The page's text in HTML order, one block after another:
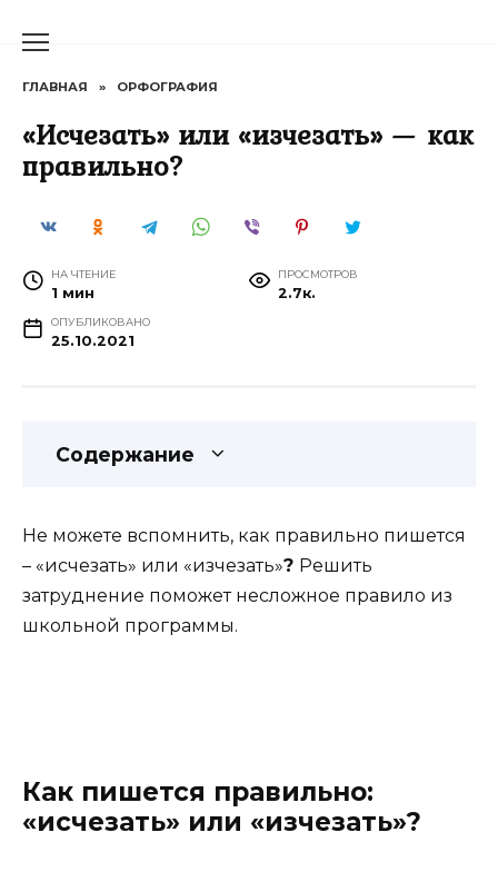
ГЛАВНАЯ » ОРФОГРАФИЯ
«Исчезать» или «изчезать» — как
правильно?
НА ЧТЕНИЕ
1 мин
ПРОСМОТРОВ
2.7к.
ОПУБЛИКОВАНО
25.10.2021
Содержание
Не можете вспомнить, как правильно пишется
– «исчезать» или «изчезать»? Решить
затруднение поможет несложное правило из
школьной программы.
Как пишется правильно:
«исчезать» или «изчезать»?